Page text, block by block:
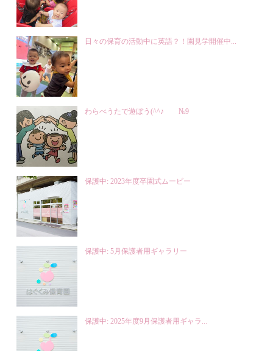
日々の保育の活動中に英語？！園見学開催中...
わらべうたで遊ぼう(^^♪ №9
保護中: 2023年度卒園式ムービー
保護中: 5月保護者用ギャラリー
保護中: 2025年度9月保護者用ギャラ...